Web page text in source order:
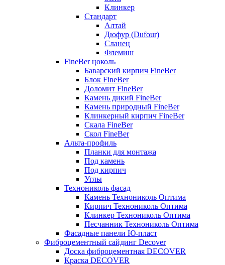
Клинкер
Стандарт
Алтай
Дюфур (Dufour)
Сланец
Флемиш
FineBer цоколь
Баварский кирпич FineBer
Блок FineBer
Доломит FineBer
Камень дикий FineBer
Камень природный FineBer
Клинкерный кирпич FineBer
Скала FineBer
Скол FineBer
Альта-профиль
Планки для монтажа
Под камень
Под кирпич
Углы
Технониколь фасад
Камень Технониколь Оптима
Кирпич Технониколь Оптима
Клинкер Технониколь Оптима
Песчанник Технониколь Оптима
Фасадные панели Ю-пласт
Фиброцементный сайдинг Decover
Доска фиброцементная DECOVER
Краска DECOVER